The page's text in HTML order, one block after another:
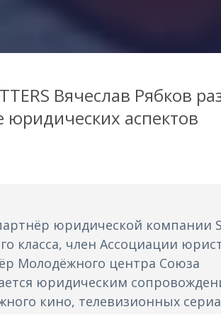
Вячеслав Рябков
аспектов
юридической компании
класса, член Ассоциации
Молодёжного центра Союза
юридическим
кино, телевизионных